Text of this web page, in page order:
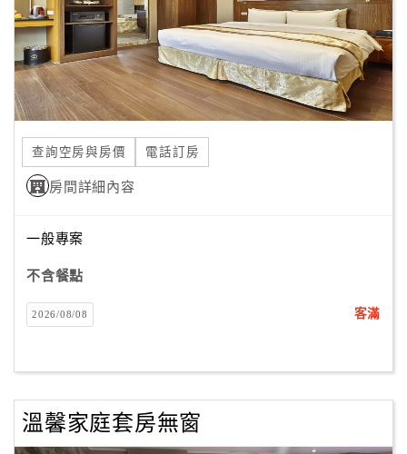
查詢空房與房價 電話訂房
房間詳細內容
一般專案
不含餐點
2026/08/08 客滿
溫馨家庭套房無窗